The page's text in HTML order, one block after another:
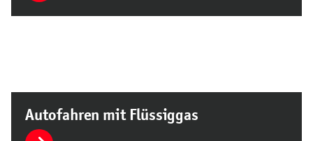
Autofahren mit Flüssiggas